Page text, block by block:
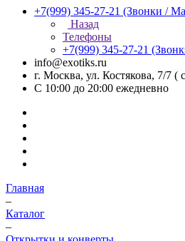
+7(999) 345-27-21 (Звонки /
Назад
Телефоны
+7(999) 345-27-21
info@exotiks.ru
г. Москва, ул. Костякова, 7/7 (
С 10:00 до 20:00 ежедневно
Главная
–
Каталог
–